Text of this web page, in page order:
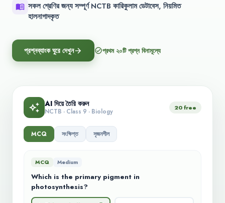
menu_book সকল শ্রেণির জন্য সম্পূর্ণ NCTB কারিকুলাম ডেটাবেস, নিয়মিত
হালনাগাদকৃত
প্রশ্নব্যাংক ঘুরে দেখুনarrow_forward check_circleপ্রথম ২০টি প্রশ্ন বিনামূল্যে
auto_awesome AI দিয়ে তৈরি করুন
NCTB · Class 9 · Biology 20 free
MCQ সংক্ষিপ্ত সৃজনশীল
MCQ Medium
Which is the primary pigment in
photosynthesis?